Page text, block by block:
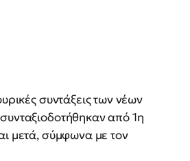
συντάξεις των νέων
από 1η
μετά, σύμφωνα με τον